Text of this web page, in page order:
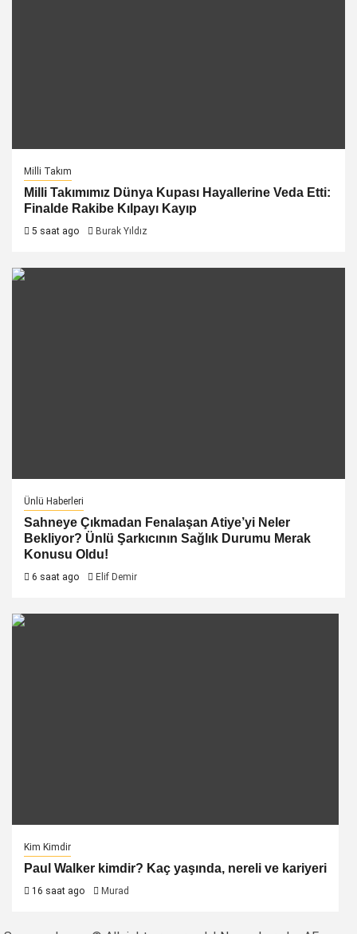
Milli Takım
Milli Takımımız Dünya Kupası Hayallerine Veda Etti:
Finalde Rakibe Kılpayı Kayıp
5 saat ago Burak Yıldız
Ünlü Haberleri
Sahneye Çıkmadan Fenalaşan Atiye’yi Neler
Bekliyor? Ünlü Şarkıcının Sağlık Durumu Merak
Konusu Oldu!
6 saat ago Elif Demir
Kim Kimdir
Paul Walker kimdir? Kaç yaşında, nereli ve kariyeri
16 saat ago Murad